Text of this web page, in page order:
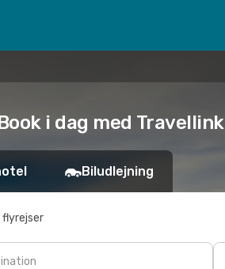
i dag med Travellink
Biludlejning
flyrejser